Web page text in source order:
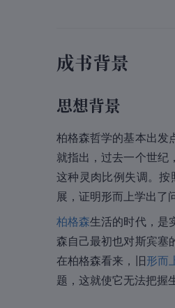
成书背景
思想背景
柏格森哲学的基本出发
就指出，过去一个世纪
这种灵肉比例失调。
展，证明形而上学出了
柏格森生活的时代，是
森自己最初也对斯宾塞
在柏格森看来，旧形而
题，这就使它无法把握